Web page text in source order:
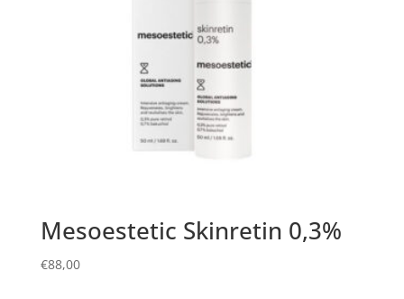
Mesoestetic Skinretin 0,3%
€88,00